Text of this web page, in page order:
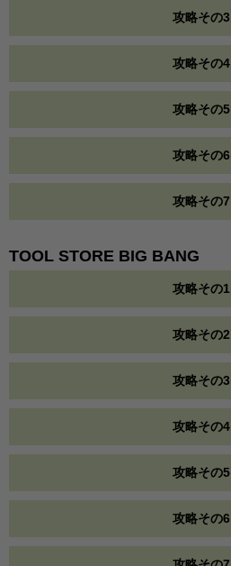
攻略その3
攻略その4
攻略その5
攻略その6
攻略その7
TOOL STORE BIG BANG
攻略その1
攻略その2
攻略その3
攻略その4
攻略その5
攻略その6